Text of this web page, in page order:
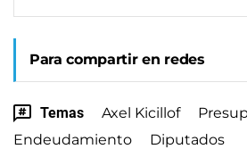
Para compartir en redes
Temas Axel Kicillof
Endeudamiento
Diputados